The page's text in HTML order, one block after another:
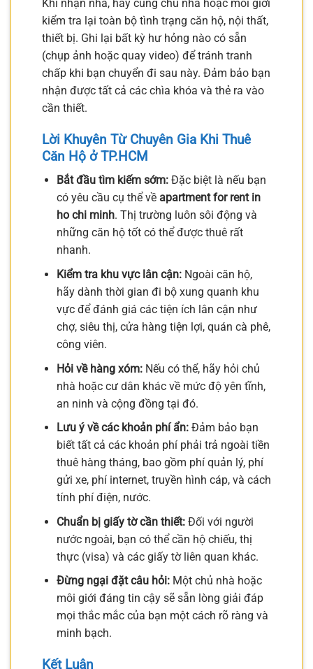
Khi nhận nhà, hãy cùng chủ nhà hoặc môi giới
kiểm tra lại toàn bộ tình trạng căn hộ, nội thất,
thiết bị. Ghi lại bất kỳ hư hỏng nào có sẵn
(chụp ảnh hoặc quay video) để tránh tranh
chấp khi bạn chuyển đi sau này. Đảm bảo bạn
nhận được tất cả các chìa khóa và thẻ ra vào
cần thiết.
Lời Khuyên Từ Chuyên Gia Khi Thuê
Căn Hộ ở TP.HCM
Bắt đầu tìm kiếm sớm:Đặc biệt là nếu bạn
có yêu cầu cụ thể về apartment for rent in
ho chi minh. Thị trường luôn sôi động và
những căn hộ tốt có thể được thuê rất
nhanh.
Kiểm tra khu vực lân cận:Ngoài căn hộ,
hãy dành thời gian đi bộ xung quanh khu
vực để đánh giá các tiện ích lân cận như
chợ, siêu thị, cửa hàng tiện lợi, quán cà phê,
công viên.
Hỏi về hàng xóm:Nếu có thể, hãy hỏi chủ
nhà hoặc cư dân khác về mức độ yên tĩnh,
an ninh và cộng đồng tại đó.
Lưu ý về các khoản phí ẩn:Đảm bảo bạn
biết tất cả các khoản phí phải trả ngoài tiền
thuê hàng tháng, bao gồm phí quản lý, phí
gửi xe, phí internet, truyền hình cáp, và cách
tính phí điện, nước.
Chuẩn bị giấy tờ cần thiết:Đối với người
nước ngoài, bạn có thể cần hộ chiếu, thị
thực (visa) và các giấy tờ liên quan khác.
Đừng ngại đặt câu hỏi:Một chủ nhà hoặc
môi giới đáng tin cậy sẽ sẵn lòng giải đáp
mọi thắc mắc của bạn một cách rõ ràng và
minh bạch.
Kết Luận